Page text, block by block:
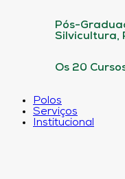
Pós-
Silvicultura,
Os 20
Polos
Serviços
Institucional